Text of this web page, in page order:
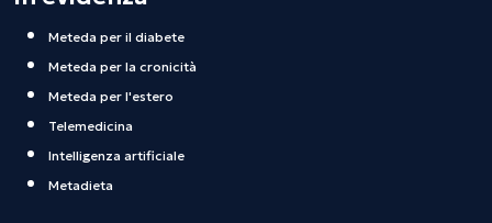
Meteda per il diabete
Meteda per la cronicità
Meteda per l'estero
Telemedicina
Intelligenza artificiale
Metadieta